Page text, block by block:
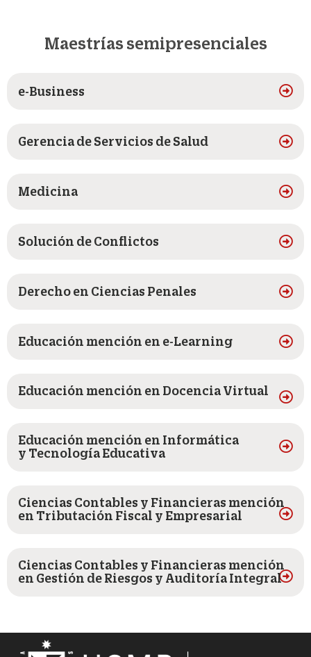
Maestrías semipresenciales
e-Business
Gerencia de Servicios de Salud
Medicina
Solución de Conflictos
Derecho en Ciencias Penales
Educación mención en e-Learning
Educación mención en Docencia Virtual
Educación mención en Informática
y Tecnología Educativa
Ciencias Contables y Financieras mención
en Tributación Fiscal y Empresarial
Ciencias Contables y Financieras mención
en Gestión de Riesgos y Auditoría Integral